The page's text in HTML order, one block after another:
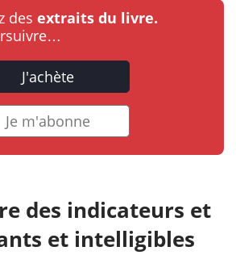
des extraits du livre.
J'achète
Je m'abonne
des indicateurs et
et intelligibles